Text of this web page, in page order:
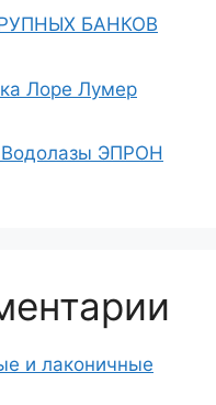
БАНКОВ
Лоре Лумер
ЭПРОН
и лаконичные